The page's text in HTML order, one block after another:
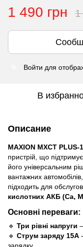
1 490 грн 1
Войти для
В
Описание
MAXION MXCT PLUS-
пристрій, що підтримує
його універсальним
вантажних
підходить для
кислотних АКБ (Ca,
Основні переваги:
🔹 Три рівні напруги
🔹 Струм заряду 15А
зарядку